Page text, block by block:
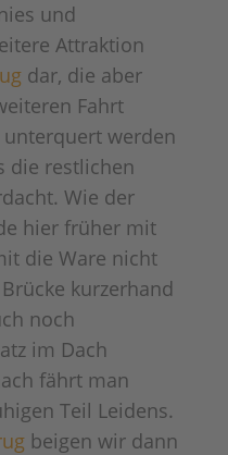
und
Attraktion
dar, die aber
Fahrt
werden
die restlichen
Wie der
hier früher mit
die Ware nicht
kurzerhand
noch
im Dach
fährt man
Teil Leidens.
beigen wir dann